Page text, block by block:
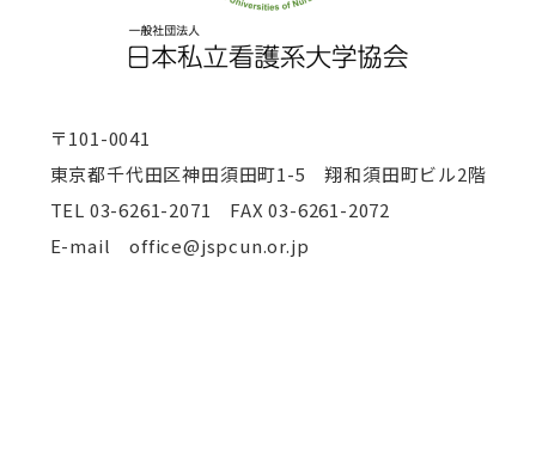
〒101-0041
東京都千代田区神田須田町1-5 翔和須田町ビル2階
TEL 03-6261-2071 FAX 03-6261-2072
E-mail office@jspcun.or.jp